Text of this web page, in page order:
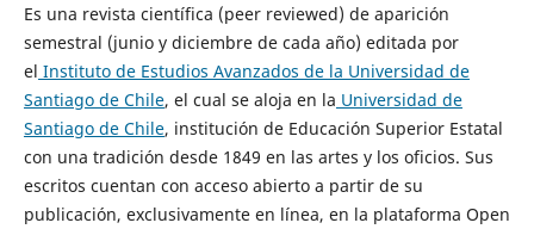
Es una revista científica (peer reviewed) de aparición
semestral (junio y diciembre de cada año) editada por
el Instituto de Estudios Avanzados de la Universidad de
Santiago de Chile, el cual se aloja en la Universidad de
Santiago de Chile, institución de Educación Superior Estatal
con una tradición desde 1849 en las artes y los oficios. Sus
escritos cuentan con acceso abierto a partir de su
publicación, exclusivamente en línea, en la plataforma Open